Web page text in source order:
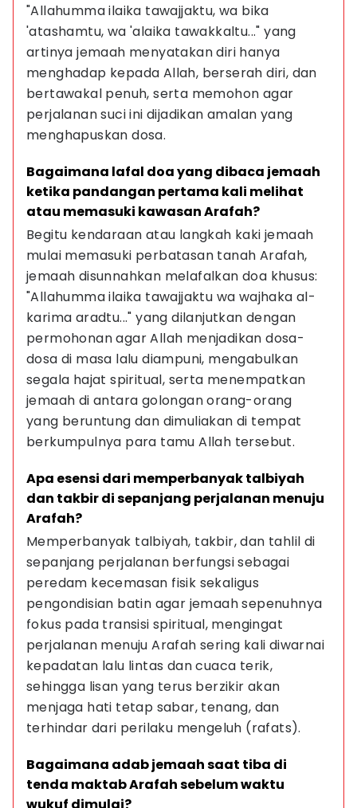
"Allahumma ilaika tawajjaktu, wa bika
'atashamtu, wa 'alaika tawakkaltu..." yang
artinya jemaah menyatakan diri hanya
menghadap kepada Allah, berserah diri, dan
bertawakal penuh, serta memohon agar
perjalanan suci ini dijadikan amalan yang
menghapuskan dosa.
Bagaimana lafal doa yang dibaca jemaah
ketika pandangan pertama kali melihat
atau memasuki kawasan Arafah?
Begitu kendaraan atau langkah kaki jemaah
mulai memasuki perbatasan tanah Arafah,
jemaah disunnahkan melafalkan doa khusus:
"Allahumma ilaika tawajjaktu wa wajhaka al-
karima aradtu..." yang dilanjutkan dengan
permohonan agar Allah menjadikan dosa-
dosa di masa lalu diampuni, mengabulkan
segala hajat spiritual, serta menempatkan
jemaah di antara golongan orang-orang
yang beruntung dan dimuliakan di tempat
berkumpulnya para tamu Allah tersebut.
Apa esensi dari memperbanyak talbiyah
dan takbir di sepanjang perjalanan menuju
Arafah?
Memperbanyak talbiyah, takbir, dan tahlil di
sepanjang perjalanan berfungsi sebagai
peredam kecemasan fisik sekaligus
pengondisian batin agar jemaah sepenuhnya
fokus pada transisi spiritual, mengingat
perjalanan menuju Arafah sering kali diwarnai
kepadatan lalu lintas dan cuaca terik,
sehingga lisan yang terus berzikir akan
menjaga hati tetap sabar, tenang, dan
terhindar dari perilaku mengeluh (rafats).
Bagaimana adab jemaah saat tiba di
tenda maktab Arafah sebelum waktu